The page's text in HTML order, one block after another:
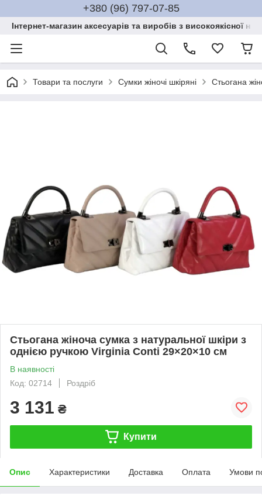
+380 (96) 797-07-85
Інтернет-магазин аксесуарів та виробів з високоякісної
Товари та послуги Сумки жіночі шкіряні Стьогана
Стьогана жіноча сумка з натуральної шкіри з
однією ручкою Virginia Conti 29×20×10 см
В наявності
Код: 02714
Роздріб
3 131 ₴
Купити
Опис Характеристики Доставка Оплата Умови